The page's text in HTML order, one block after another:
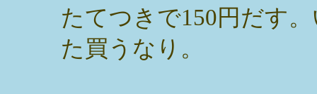
たてつきで150円だす
た買うなり。